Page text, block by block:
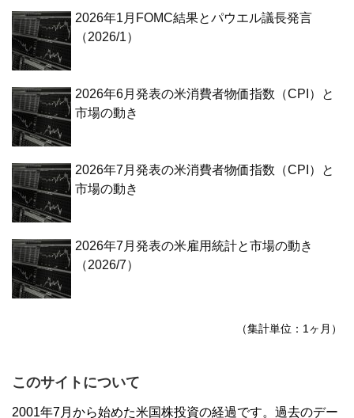
2026年1月FOMC結果とパウエル議長発言
（2026/1）
2026年6月発表の米消費者物価指数（CPI）と
市場の動き
2026年7月発表の米消費者物価指数（CPI）と
市場の動き
2026年7月発表の米雇用統計と市場の動き
（2026/7）
（集計単位：1ヶ月）
このサイトについて
2001年7月から始めた米国株投資の経過です。過去のデー